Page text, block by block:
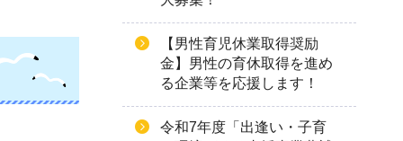
【男性育児休業取得奨励
金】男性の育休取得を進め
る企業等を応援します！
令和7年度「出逢い・子育